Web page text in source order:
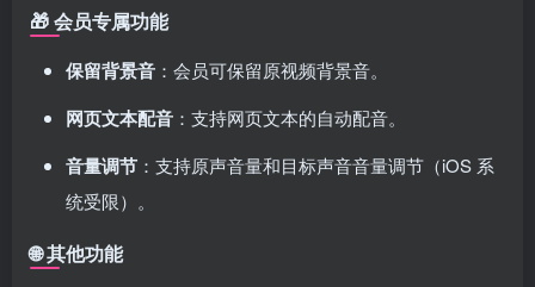
🎁会员专属功能
保留背景音 ：会员可保留原视频背景音。
网页文本配音 ：支持网页文本的自动配音。
音量调节 ：支持原声音量和目标声音音量调节（iOS 系
统受限）。
🌐其他功能